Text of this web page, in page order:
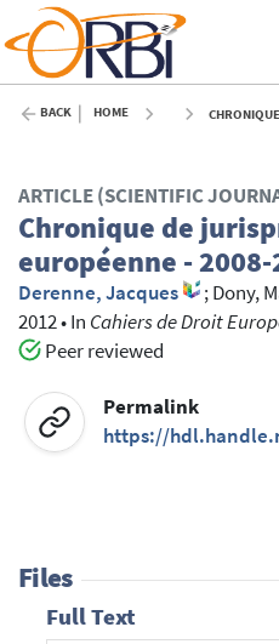
BACK HOME CHRONIQUE DE
ARTICLE (SCIENTIFIC
Chronique de
européenne -
Derenne, Jacques ;Dony,
2012•In Cahiers de Droit
Peer reviewed
Permalink
https://
Files
Full Text